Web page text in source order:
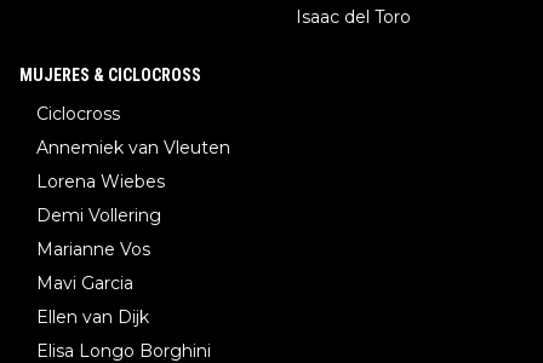
Isaac del Toro
MUJERES & CICLOCROSS
Ciclocross
Annemiek van Vleuten
Lorena Wiebes
Demi Vollering
Marianne Vos
Mavi Garcia
Ellen van Dijk
Elisa Longo Borghini